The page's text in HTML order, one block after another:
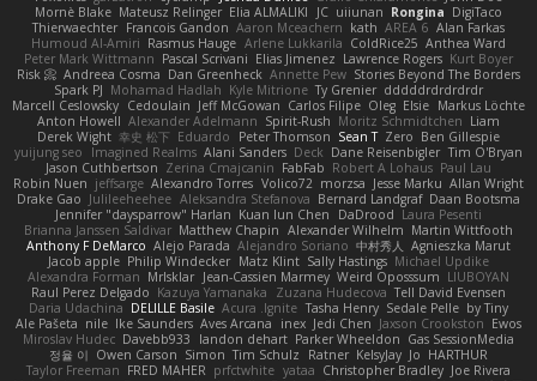
Mornè Blake Mateusz Relinger Elia ALMALIKI JC uiiunan Rongina DigiTaco
Thierwaechter Francois Gandon Aaron Mceachern kath AREA 6 Alan Farkas
Humoud Al-Amiri Rasmus Hauge Arlene Lukkarila ColdRice25 Anthea Ward
Peter Mark Wittmann Pascal Scrivani Elias Jimenez Lawrence Rogers Kurt Boyer
Risk 📀 Andreea Cosma Dan Greenheck Annette Pew Stories Beyond The Borders
Spark PJ Mohamad Hadlah Kyle Mitrione Ty Grenier dddddrdrdrdrdr
Marcell Ceslowsky Cedoulain Jeff McGowan Carlos Filipe Oleg Elsie Markus Löchte
Anton Howell Alexander Adelmann Spirit-Rush Moritz Schmidtchen Liam
Derek Wight 幸史 松下 Eduardo Peter Thomson Sean T Zero Ben Gillespie
yuijung seo
Imagined Realms Alani Sanders Deck Dane Reisenbigler Tim O'Bryan
Jason Cuthbertson Zerina Cmajcanin FabFab Robert A Lohaus Paul Lau
Robin Nuen jeffsarge Alexandro Torres Volico72 morzsa Jesse Marku Allan Wright
Drake Gao Julileeheehee Aleksandra Stefanova Bernard Landgraf Daan Bootsma
Jennifer "daysparrow" Harlan Kuan lun Chen DaDrood Laura Pesenti
Brianna Janssen Saldivar Matthew Chapin Alexander Wilhelm Martin Wittfooth
Anthony F DeMarco Alejo Parada Alejandro Soriano 中村秀人
Agnieszka Marut
Jacob apple Philip Windecker Matz Klint Sally Hastings Michael Updike
Alexandra Forman MrIsklar Jean-Cassien Marmey Weird Oposssum LIUBOYAN
Raul Perez Delgado Kazuya Yamanaka Zuzana Hudecova Tell David Evensen
Daria Udachina DELILLE Basile Acura .Ignite Tasha Henry Sedale Pelle by Tiny
Ale Pašeta nile Ike Saunders Aves Arcana inex Jedi Chen Jaxson Crookston Ewos
Miroslav Hudec Davebb933 landon dehart Parker Wheeldon Gas SessionMedia
정율 이 Owen Carson Simon Tim Schulz Ratner KelsyJay Jo HARTHUR
Taylor Freeman FRED MAHER prfctwhite yataa Christopher Bradley Joe Rivera